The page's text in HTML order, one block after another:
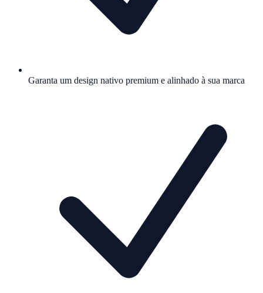
Garanta um design nativo premium e alinhado à sua marca